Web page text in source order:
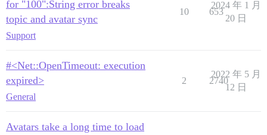
for "100":String error breaks
topic and avatar sync
Support
10 653
2024 年 1 月
20 日
#<Net::OpenTimeout: execution
expired>
General
2 2740
2022 年 5 月
12 日
Avatars take a long time to load